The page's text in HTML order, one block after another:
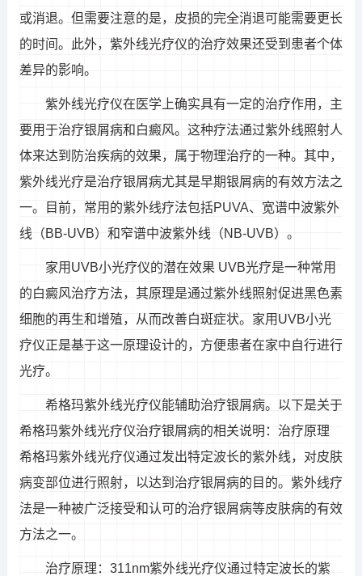
或消退。但需要注意的是，皮损的完全消退可能需要更长
的时间。此外，紫外线光疗仪的治疗效果还受到患者个体
差异的影响。
紫外线光疗仪在医学上确实具有一定的治疗作用，主
要用于治疗银屑病和白癜风。这种疗法通过紫外线照射人
体来达到防治疾病的效果，属于物理治疗的一种。其中，
紫外线光疗是治疗银屑病尤其是早期银屑病的有效方法之
一。目前，常用的紫外线疗法包括PUVA、宽谱中波紫外
线（BB-UVB）和窄谱中波紫外线（NB-UVB）。
家用UVB小光疗仪的潜在效果 UVB光疗是一种常用
的白癜风治疗方法，其原理是通过紫外线照射促进黑色素
细胞的再生和增殖，从而改善白斑症状。家用UVB小光
疗仪正是基于这一原理设计的，方便患者在家中自行进行
光疗。
希格玛紫外线光疗仪能辅助治疗银屑病。以下是关于
希格玛紫外线光疗仪治疗银屑病的相关说明：治疗原理
希格玛紫外线光疗仪通过发出特定波长的紫外线，对皮肤
病变部位进行照射，以达到治疗银屑病的目的。紫外线疗
法是一种被广泛接受和认可的治疗银屑病等皮肤病的有效
方法之一。
治疗原理：311nm紫外线光疗仪通过特定波长的紫